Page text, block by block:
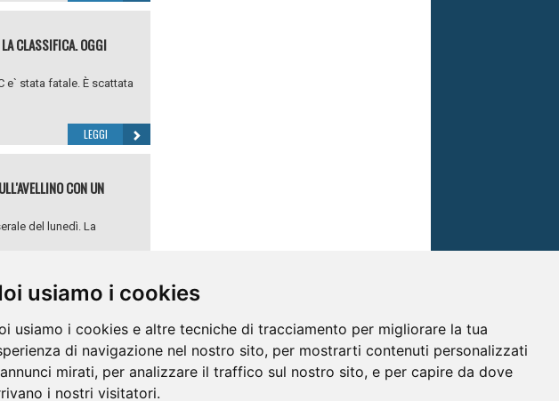
usiamo i cookies
usiamo i cookies e altre tecniche di tracciamento per migliorare la tua
di navigazione nel nostro sito, per mostrarti contenuti personalizzati
mirati, per analizzare il traffico sul nostro sito, e per capire da dove
i nostri visitatori.
CLASSIFICA. OGGI
e` stata fatale. È scattata
LEGGI
CON UN
del lunedì. La